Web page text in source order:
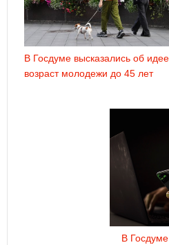
В Госдуме высказались об
возраст молодежи до 45 лет
В